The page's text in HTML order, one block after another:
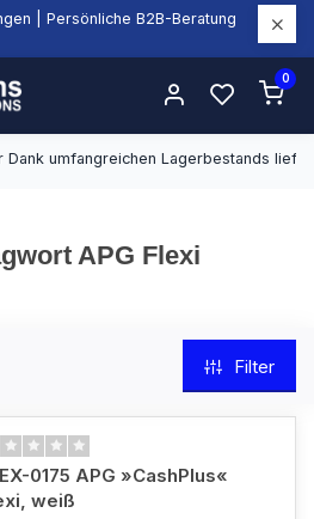
| Persönliche B2B-Beratung
0
Dank umfangreichen Lagerbestands
APG Flexi
Filter
0175 APG »CashPlus«
weiß